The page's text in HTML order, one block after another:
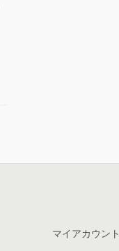
マイアカウント